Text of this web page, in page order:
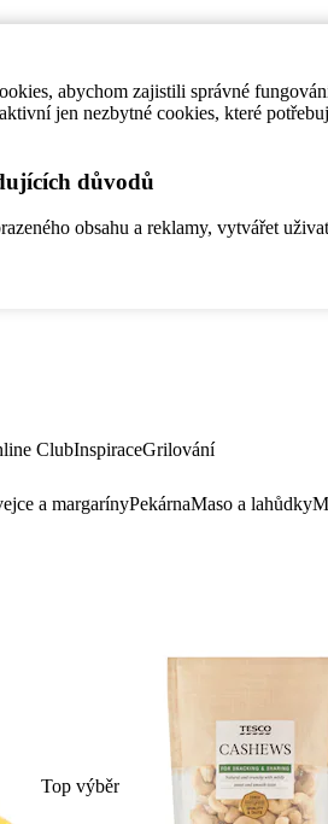
abychom zajistili správné
jen nezbytné cookies, které
důvodů
obsahu a reklamy, vytvářet
ClubInspiraceGrilování
a margarínyPekárnaMaso a lahůdky
Top výběr